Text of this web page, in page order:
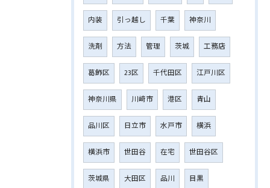
内装 引っ越し 千葉 神奈川
洗剤 方法 管理 茨城 工務店
葛飾区 23区 千代田区 江戸川区
神奈川県 川﨑市 港区 青山
品川区 日立市 水戸市 横浜
横浜市 世田谷 在宅 世田谷区
茨城県 大田区 品川 目黒